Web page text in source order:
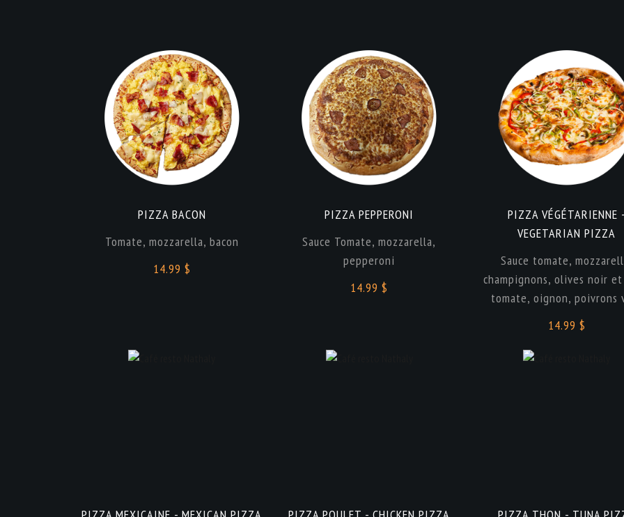
PIZZA BACON
Tomate, mozzarella, bacon
14.99 $
PIZZA PEPPERONI
Sauce Tomate, mozzarella,
pepperoni
14.99 $
PIZZA VÉGÉTARIENNE -
VEGETARIAN PIZZA
Sauce tomate,
champignons, olives noir
tomate, oignon, poivrons
14.99 $